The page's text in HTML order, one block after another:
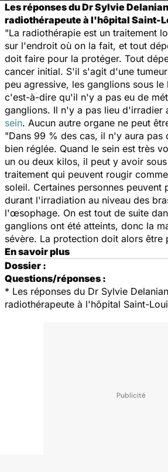
Les réponses du Dr Sylvie
radiothérapeute à l'hôpital Saint-
"La radiothérapie est un traitement
sur l'endroit où on la fait, et tout
doit faire pour la protéger. Tout
cancer initial. S'il s'agit d'une
peu agressive, les ganglions sous
c'est-à-dire qu'il n'y a pas eu de
ganglions. Il n'y a pas lieu d'irradier
sein. Aucun autre organe ne peut
"Dans 99 % des cas, il n'y aura pas
bien réglée. Quand le sein est très
un ou deux kilos, il peut y avoir
traitement qui peuvent rougir
soleil. Certaines personnes peuvent
durant l'irradiation au niveau des
l'œsophage. On est tout de suite
ganglions ont été atteints, donc la
sévère. La protection doit alors être
En savoir plus
Dossier :
Questions/réponses :
* Les réponses du Dr Sylvie
radiothérapeute à l'hôpital Saint-